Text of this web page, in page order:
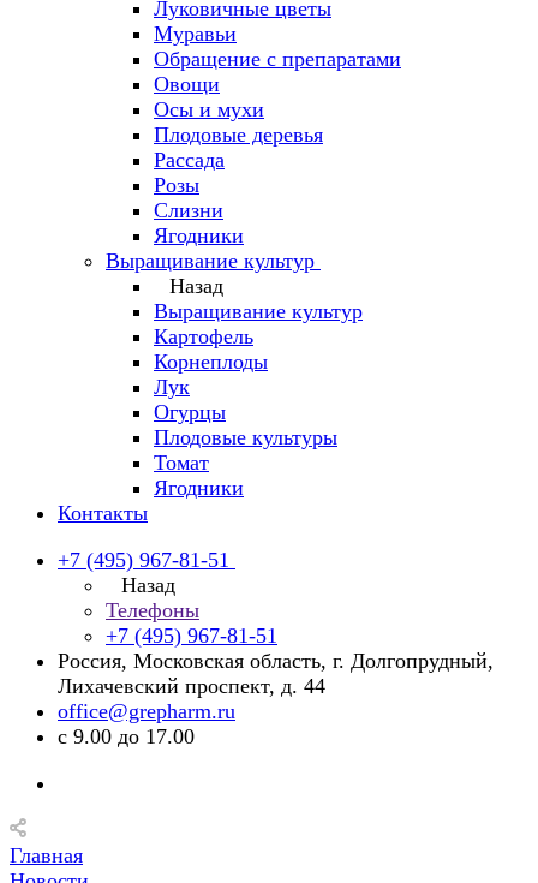
Луковичные цветы
Муравьи
Обращение с препаратами
Овощи
Осы и мухи
Плодовые деревья
Рассада
Розы
Слизни
Ягодники
Выращивание культур
Назад
Выращивание культур
Картофель
Корнеплоды
Лук
Огурцы
Плодовые культуры
Томат
Ягодники
Контакты
+7 (495) 967-81-51
Назад
Телефоны
+7 (495) 967-81-51
Россия, Московская область, г. Долгопрудный,
Лихачевский проспект, д. 44
office@grepharm.ru
с 9.00 до 17.00
Главная